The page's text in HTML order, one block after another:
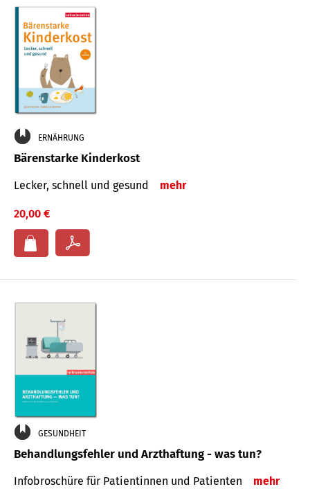
ERNÄHRUNG
Bärenstarke Kinderkost
Lecker, schnell und gesund mehr
20,00 €
GESUNDHEIT
Behandlungsfehler und Arzthaftung - was tun?
Infobroschüre für Patientinnen und Patienten mehr